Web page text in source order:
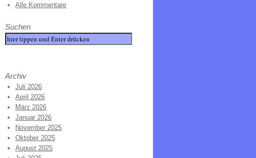
Alle Kommentare
Suchen
Archiv
Juli 2026
April 2026
März 2026
Januar 2026
November 2025
Oktober 2025
August 2025